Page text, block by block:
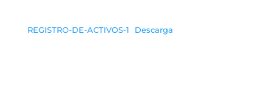
REGISTRO-DE-ACTIVOS-1 Descarga